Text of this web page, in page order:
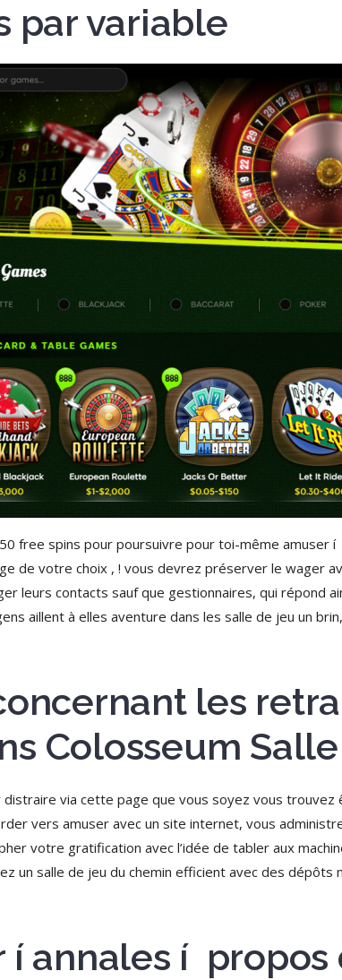
par variable
free spins pour poursuivre pour toi-même amuser
de votre choix , ! vous devrez préserver le wager
leurs contacts sauf que gestionnaires, qui répond
aillent à elles aventure dans les salle de jeu un
les
Colosseum
via cette page que vous soyez vous
vers amuser avec un site internet, vous
votre gratification avec l’idée de tabler aux
un salle de jeu du chemin efficient avec des
í annales í